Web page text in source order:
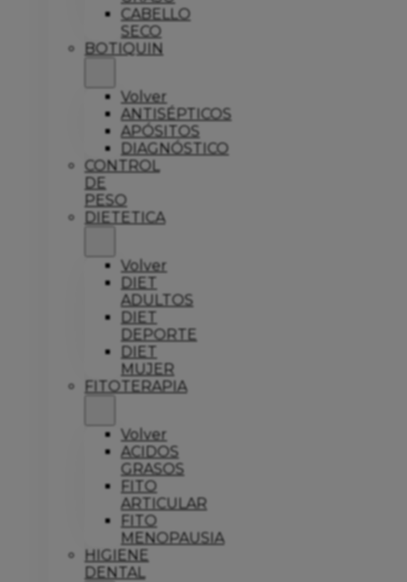
CABELLO
SECO
BOTIQUIN
Volver
ANTISÉPTICOS
APÓSITOS
DIAGNÓSTICO
CONTROL
DE
PESO
DIETETICA
Volver
DIET
ADULTOS
DIET
DEPORTE
DIET
MUJER
FITOTERAPIA
Volver
ACIDOS
GRASOS
FITO
ARTICULAR
FITO
MENOPAUSIA
HIGIENE
DENTAL